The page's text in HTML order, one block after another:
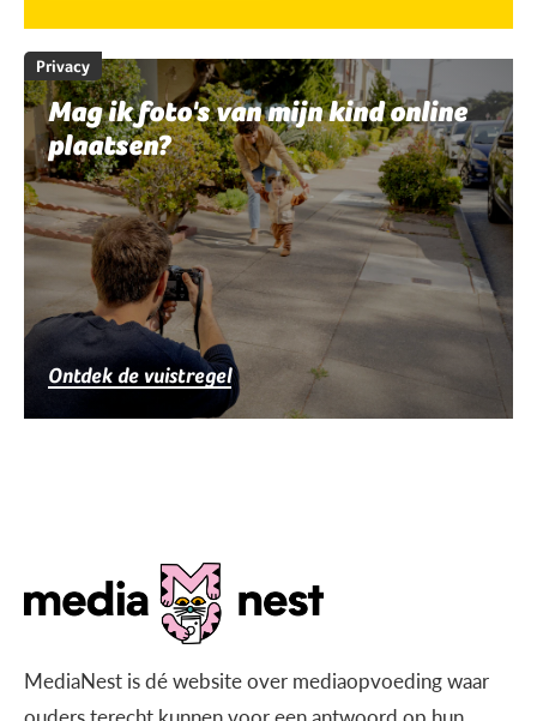
Privacy
Mag ik foto's van mijn kind online
plaatsen?
Ontdek de vuistregel
MediaNest is dé website over mediaopvoeding waar